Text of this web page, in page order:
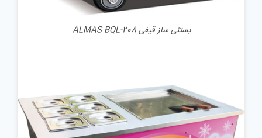
بستنی ساز قیفی ALMAS BQL-208